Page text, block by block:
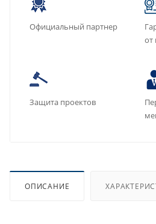
Официальный партнер
от
Защита проектов
ОПИСАНИЕ